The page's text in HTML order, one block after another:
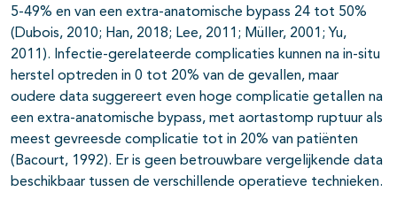
5-49% en van een extra-anatomische bypass 24 tot 50%
(Dubois, 2010; Han, 2018; Lee, 2011; Müller, 2001; Yu,
2011). Infectie-gerelateerde complicaties kunnen na in-situ
herstel optreden in 0 tot 20% van de gevallen, maar
oudere data suggereert even hoge complicatie getallen na
een extra-anatomische bypass, met aortastomp ruptuur als
meest gevreesde complicatie tot in 20% van patiënten
(Bacourt, 1992). Er is geen betrouwbare vergelijkende data
beschikbaar tussen de verschillende operatieve technieken.